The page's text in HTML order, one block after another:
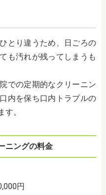
とり違うため、日ごろの
も汚れが残ってしまうも
での定期的なクリーニン
内を保ち口内トラブルの
。
ニングの料金
円